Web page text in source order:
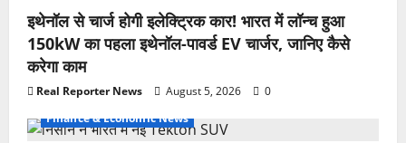
इथेनॉल से चार्ज होगी इलेक्ट्रिक कार! भारत में लॉन्च हुआ
150kW का पहला इथेनॉल-पावर्ड EV चार्जर, जानिए कैसे
करेगा काम
Real Reporter News August 5, 2026
0
Finance & Economic News